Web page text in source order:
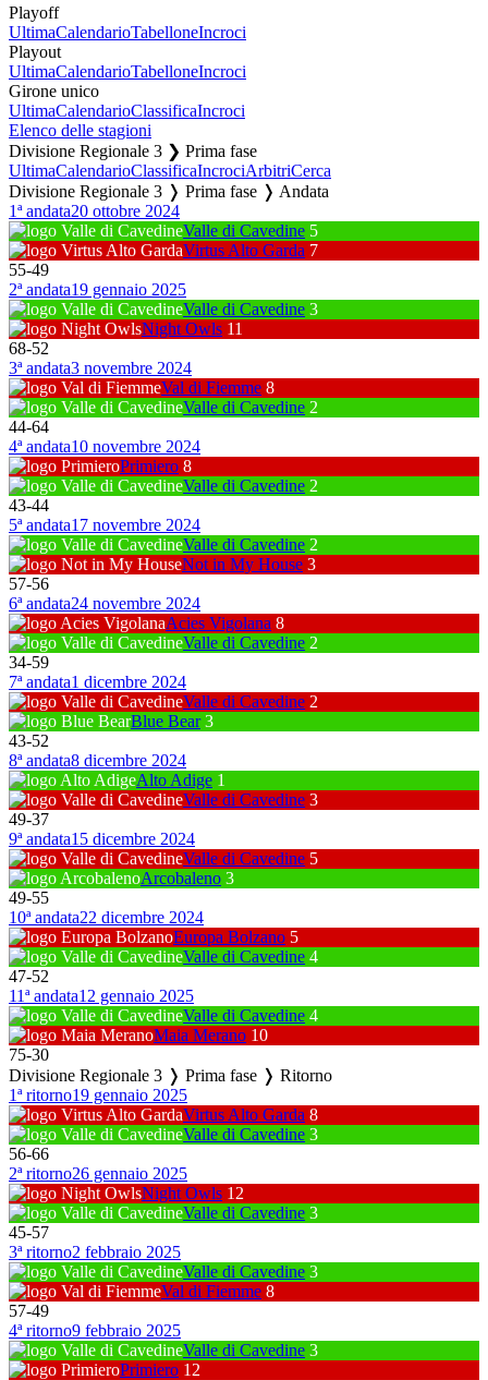
Playoff
UltimaCalendarioTabelloneIncroci
Playout
UltimaCalendarioTabelloneIncroci
Girone unico
UltimaCalendarioClassificaIncroci
Elenco delle stagioni
Divisione Regionale 3 ❯ Prima fase
UltimaCalendarioClassificaIncrociArbitriCerca
Divisione Regionale 3 ❭ Prima fase ❭ Andata
1ª andata20 ottobre 2024
Valle di Cavedine 5
Virtus Alto Garda 7
55-49
2ª andata19 gennaio 2025
Valle di Cavedine 3
Night Owls 11
68-52
3ª andata3 novembre 2024
Val di Fiemme 8
Valle di Cavedine 2
44-64
4ª andata10 novembre 2024
Primiero 8
Valle di Cavedine 2
43-44
5ª andata17 novembre 2024
Valle di Cavedine 2
Not in My House 3
57-56
6ª andata24 novembre 2024
Acies Vigolana 8
Valle di Cavedine 2
34-59
7ª andata1 dicembre 2024
Valle di Cavedine 2
Blue Bear 3
43-52
8ª andata8 dicembre 2024
Alto Adige 1
Valle di Cavedine 3
49-37
9ª andata15 dicembre 2024
Valle di Cavedine 5
Arcobaleno 3
49-55
10ª andata22 dicembre 2024
Europa Bolzano 5
Valle di Cavedine 4
47-52
11ª andata12 gennaio 2025
Valle di Cavedine 4
Maia Merano 10
75-30
Divisione Regionale 3 ❭ Prima fase ❭ Ritorno
1ª ritorno19 gennaio 2025
Virtus Alto Garda 8
Valle di Cavedine 3
56-66
2ª ritorno26 gennaio 2025
Night Owls 12
Valle di Cavedine 3
45-57
3ª ritorno2 febbraio 2025
Valle di Cavedine 3
Val di Fiemme 8
57-49
4ª ritorno9 febbraio 2025
Valle di Cavedine 3
Primiero 12